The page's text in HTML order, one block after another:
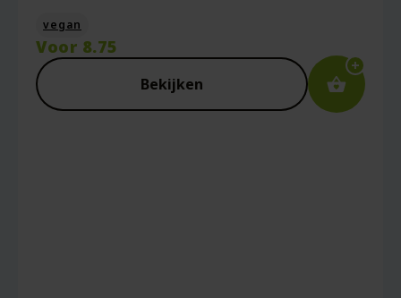
vegan
Voor 8.75
Bekijken